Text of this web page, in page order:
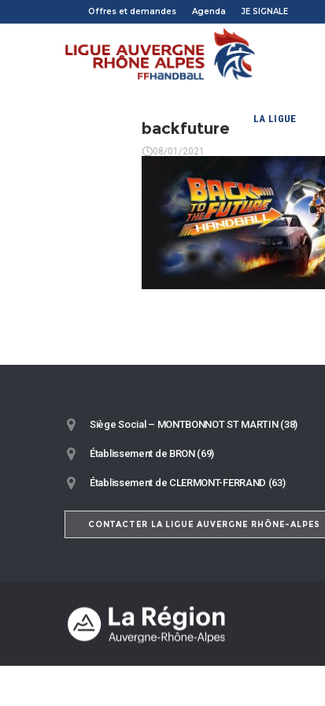
Offres et demandes Agenda JE SIGNALE
LA LIGUE
backfuture
08/01/2021
Siège Social – MONTBONNOT ST MARTIN (38)
Établissement de BRON (69)
Établissement de CLERMONT-FERRAND (63)
CONTACTER LA LIGUE AUVERGNE RHÔNE-ALPES